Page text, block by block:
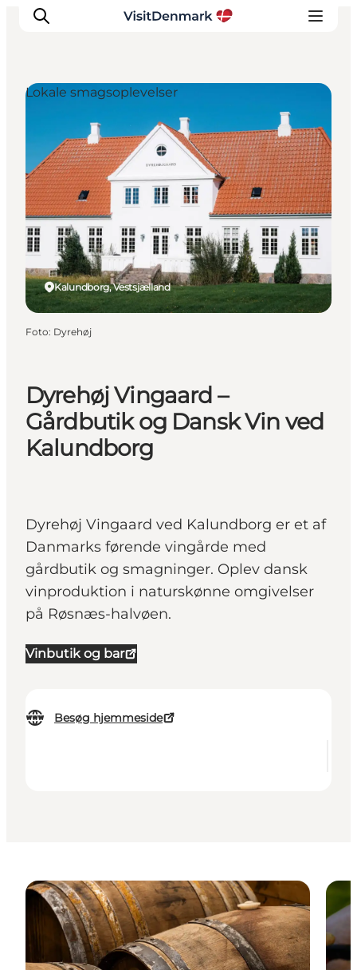
Inspiration
Destinationer
Oplevelser
Overnatning
Planlæg ferien
Dyrehøj Vingaard –
Gårdbutik og Dansk Vin ved
Kalundborg
Dyrehøj Vingaard ved Kalundborg er et af
Danmarks førende vingårde med
gårdbutik og smagninger. Oplev dansk
vinproduktion i naturskønne omgivelser
på Røsnæs-halvøen.
Vinbutik og bar
Besøg hjemmeside
Kalundborg, Vestsjælland
Lokale smagsoplevelser
Foto: Dyrehøj